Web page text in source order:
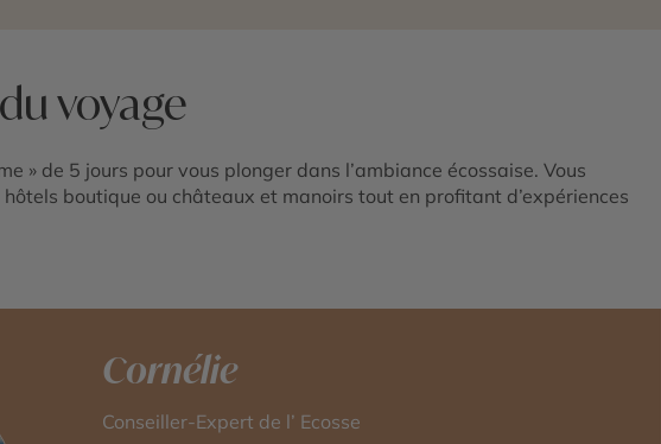
voyage
» de 5 jours pour vous plonger dans l’ambiance écossaise. Vous
boutique ou châteaux et manoirs tout en profitant d’expériences
Cornélie
Conseiller-Expert de l’ Ecosse